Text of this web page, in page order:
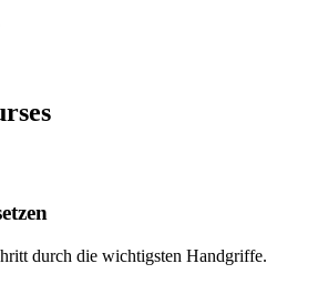
durch die wichtigsten Handgriffe.